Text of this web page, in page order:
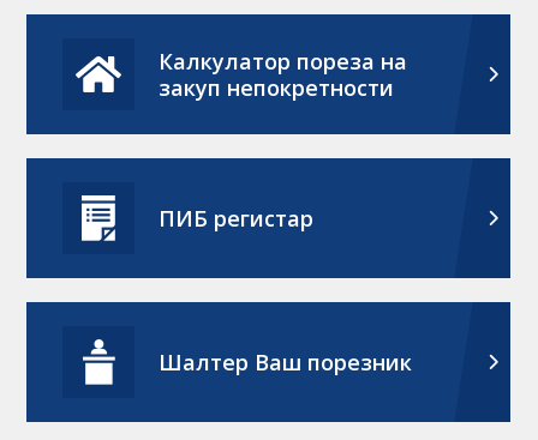
Калкулатор пореза на
закуп непокретности
ПИБ регистар
Шалтер Ваш порезник